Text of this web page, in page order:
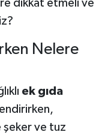
dikkat etmeli ve
Nelere
ek gıda
şeker ve tuz